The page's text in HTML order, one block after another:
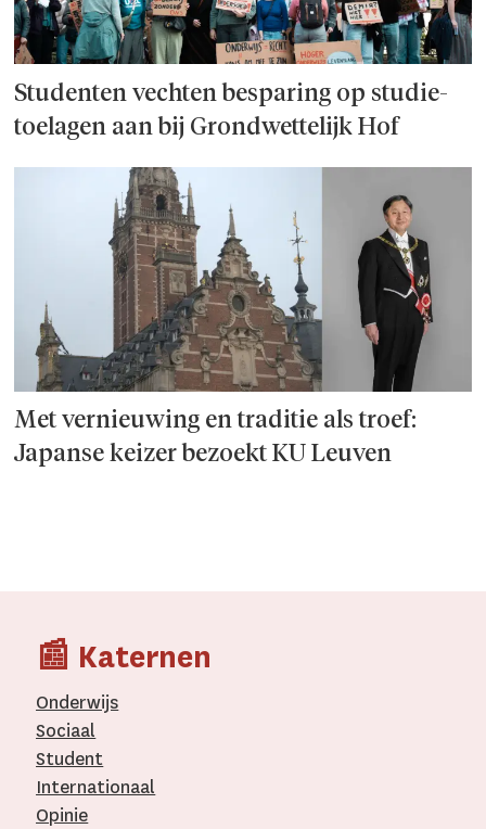
Studenten vechten besparing op studie­
toelagen aan bij Grondwettelijk Hof
Met vernieuwing en traditie als troef:
Japanse keizer bezoekt KU Leuven
📰 Katernen
Onderwijs
Sociaal
Student
Internationaal­
Opinie